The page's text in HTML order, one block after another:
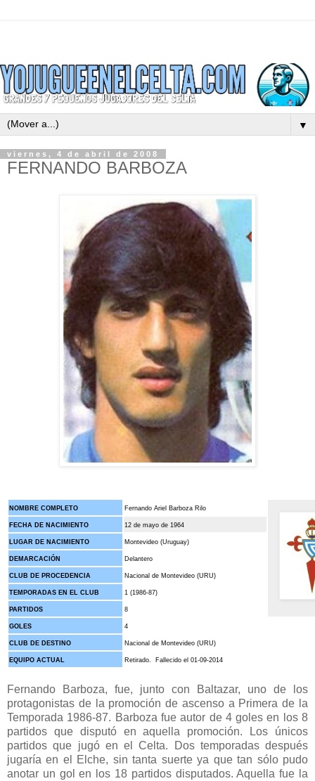
▼
viernes, 4 de abril de 2008
FERNANDO BARBOZA
NOMBRE COMPLETO Fernando Ariel Barboza Rilo
FECHA DE NACIMIENTO 12 de mayo de 1964
LUGAR DE NACIMIENTO Montevideo (Uruguay)
DEMARCACIÓN Delantero
CLUB DE PROCEDENCIA Nacional de Montevideo (URU)
TEMPORADAS EN EL CLUB 1 (1986-87)
PARTIDOS 8
GOLES 4
CLUB DE DESTINO Nacional de Montevideo (URU)
EQUIPO ACTUAL Retirado. Fallecido el 01-09-2014
Fernando Barboza, fue, junto con Baltazar, uno de los
protagonistas de la promoción de ascenso a Primera de la
Temporada 1986-87. Barboza fue autor de 4 goles en los 8
partidos que disputó en aquella promoción. Los únicos
partidos que jugó en el Celta. Dos temporadas después
jugaría en el Elche, sin tanta suerte ya que tan sólo pudo
anotar un gol en los 18 partidos disputados. Aquella fue la